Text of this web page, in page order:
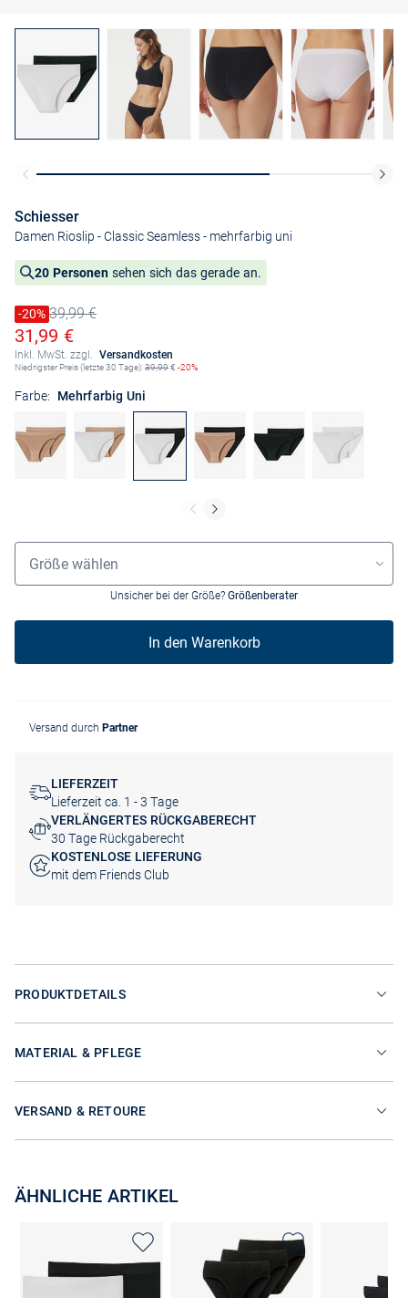
Schiesser
Damen Rioslip - Classic Seamless- mehrfarbig uni
20 Personen sehen sich das gerade an.
Preis reduziert um
-20%
Alter Preis39,99 €
Ermäßigter Preis
31,99 €
Inkl. MwSt. zzgl. Versandkosten
Niedrigster Preis (letzte 30 Tage):39,99€ -20%
Farbe: Mehrfarbig Uni
Größenauswahl
Größe wählen
Unsicher bei der Größe? Größenberater
In den Warenkorb
Versand durch Partner
LIEFERZEIT
Lieferzeit ca. 1 - 3 Tage
VERLÄNGERTES RÜCKGABERECHT
30 Tage Rückgaberecht
KOSTENLOSE LIEFERUNG
mit dem Friends Club
PRODUKTDETAILS
MATERIAL & PFLEGE
VERSAND & RETOURE
ÄHNLICHE ARTIKEL